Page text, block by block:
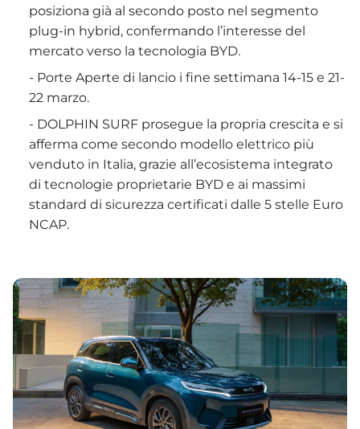
posiziona già al secondo posto nel segmento
plug-in hybrid, confermando l’interesse del
mercato verso la tecnologia BYD.
- Porte Aperte di lancio i fine settimana 14-15 e 21-
22 marzo.
- DOLPHIN SURF prosegue la propria crescita e si
afferma come secondo modello elettrico più
venduto in Italia, grazie all’ecosistema integrato
di tecnologie proprietarie BYD e ai massimi
standard di sicurezza certificati dalle 5 stelle Euro
NCAP.